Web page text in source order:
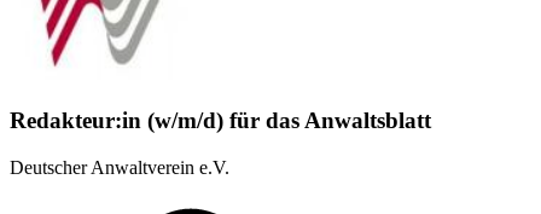
Redakteur:in (w/m/d) für das Anwaltsblatt
Deutscher Anwaltverein e.V.